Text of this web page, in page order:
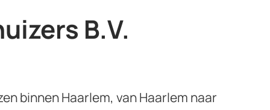
B.V.
binnen Haarlem, van Haarlem naar